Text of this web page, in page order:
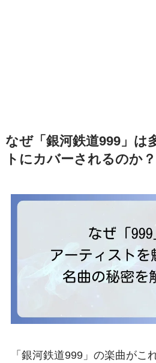
なぜ「銀河鉄道999」は
トにカバーされるのか？
「銀河鉄道999」の楽曲がこ